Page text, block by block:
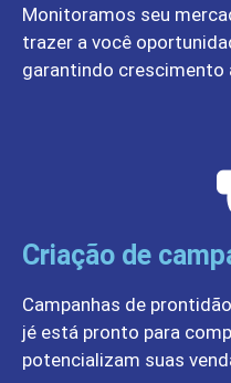
Monitoramos seu
trazer a você
garantindo crescimento
Criação de
Campanhas de
jé está pronto para
potencializam suas